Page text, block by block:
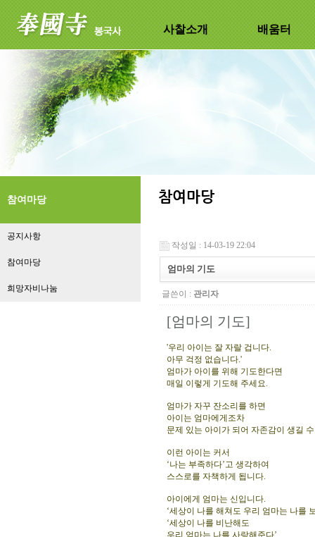
사찰소개 배움터
참여마당
공지사항
참여마당
희망자비나눔
작성일 : 14-03-19 22:04
엄마의 기도
글쓴이 : 관리자
[엄마의 기도]
'우리 아이는 잘 자랄 겁니다.
아무 걱정 없습니다.'
엄마가 아이를 위해 기도한다면
매일 이렇게 기도해 주세요.
엄마가 자꾸 잔소리를 하면
아이는 엄마에게조차
문제 있는 아이가 되어 자존감이 생길
이런 아이는 커서
‘나는 부족하다’고 생각하여
스스로를 자책하게 됩니다.
아이에게 엄마는 신입니다.
‘세상이 나를 해쳐도 우리 엄마는 나를
‘세상이 나를 비난해도
우리 엄마는 나를 사랑해준다’